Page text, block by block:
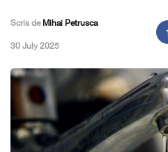
Scris de Mihai Petrusca
,30 July 2025